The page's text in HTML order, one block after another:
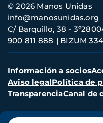
Información
de
contacto
© 2026 Manos Unidas
C/ Barquillo, 38 -
900 811 888
BIZUM
info@manosunidas.org
Menú
secundario
Información a socios
Aviso legalPolítica de
TransparenciaCanal de